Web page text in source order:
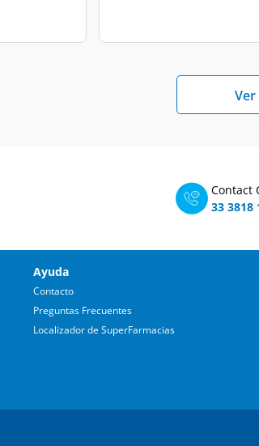
Contact
33 3818
Ayuda
Contacto
Preguntas Frecuentes
Localizador de SuperFarmacias